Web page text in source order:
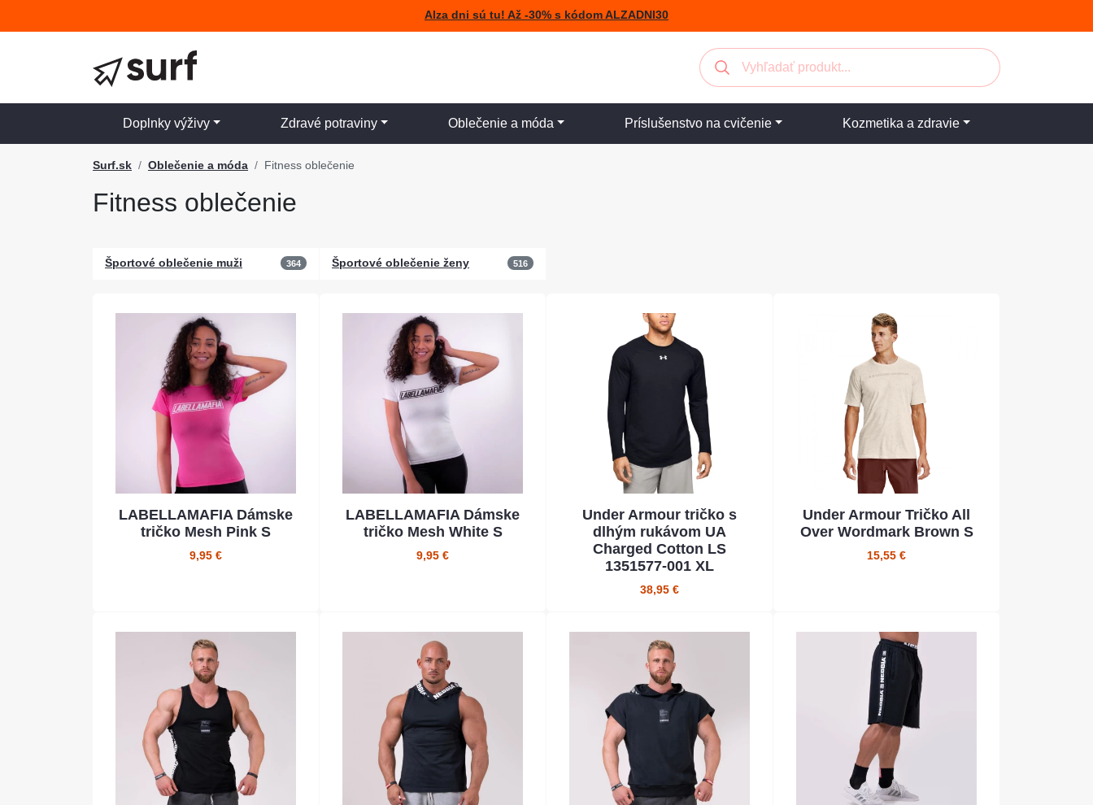
Alza dni sú tu! Až -30% s kódom ALZADNI30
Doplnky výživy Zdravé potraviny Oblečenie a móda Príslušenstvo na cvičenie Kozmetika a zdravie
Surf.sk Oblečenie a móda Fitness oblečenie
Fitness oblečenie
Športové oblečenie muži 364 Športové oblečenie ženy 516
LABELLAMAFIA Dámske
tričko Mesh Pink S
9,95 €
LABELLAMAFIA Dámske
tričko Mesh White S
9,95 €
Under Armour tričko s
dlhým rukávom UA
Charged Cotton LS
1351577-001 XL
38,95 €
Under Armour Tričko All
Over Wordmark Brown S
15,55 €